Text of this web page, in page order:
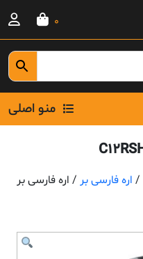
0
منو اصلی
/ اره فارسی بر / اره فارسی بر